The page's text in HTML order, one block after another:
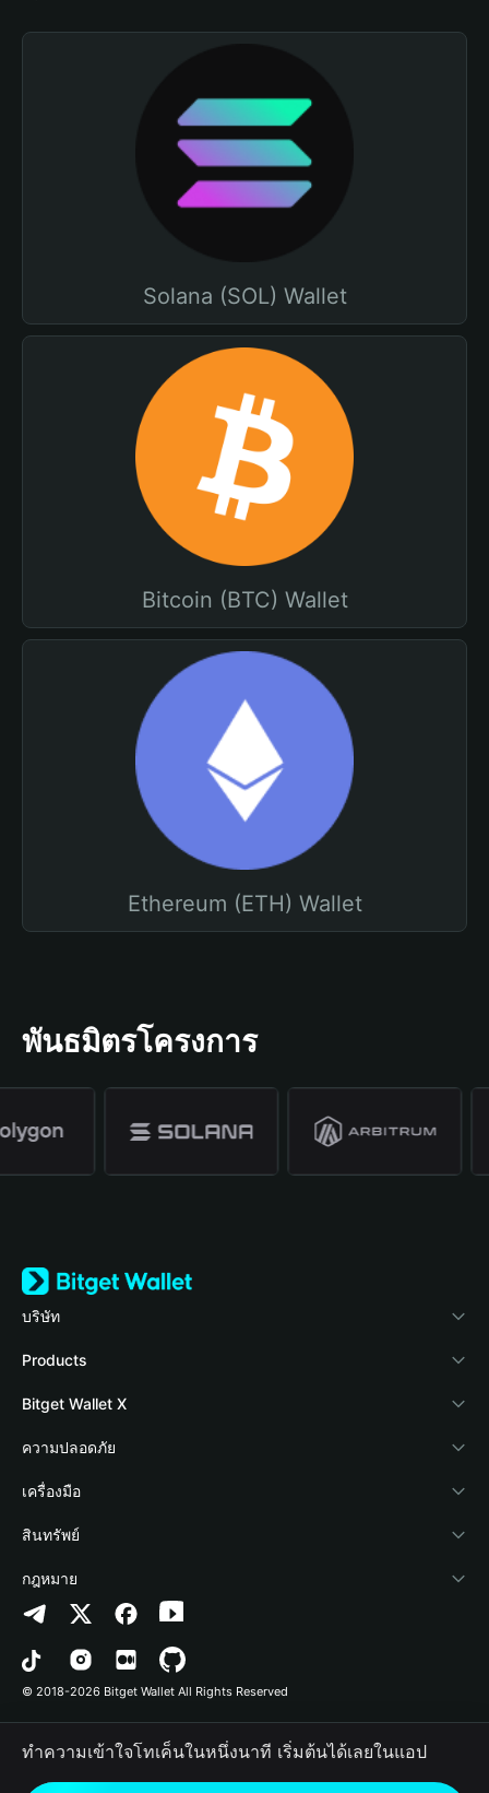
Solana (SOL) Wallet
Bitcoin (BTC) Wallet
Ethereum (ETH) Wallet
พันธมิตรโครงการ
บริษัท
เกี่ยวกับ Bitget Wallet
Blog
Academy
ข่าวสารด้านคริปโต
ศูนย์ช่วยเหลือ
ติดต่อเรา
ทรัพยากรข้อมูลของแบรนด์
อาชีพ
Products
Crypto Card
Stablecoin Earn
Payfi Crypto
Crypto Swap API
Altcoin Season Index
Prediction Markets
DApp
RWA
Bitget Wallet X
นักพัฒนา
เชื่อมต่อ Wallet
Bitget Wallet Pay
ลิสต์โปรเจกต์
ความปลอดภัย
Protection Fund
เทคโนโลยีความปลอดภัย
เครื่องมือ
ซื้อคริปโต
การตรวจจับการอนุญาต
การตรวจจับสัญญา
การโอนเป็นชุด
สินทรัพย์
Arbitrum
Avalanche
Bitcoin
Polygon
กฎหมาย
นโยบายความเป็นส่วนตัว
ข้อตกลงในการใช้บริการ
© 2018-2026 Bitget Wallet All Rights Reserved
ทำความเข้าใจโทเค็นในหนึ่งนาที เริ่มต้นได้เลยในแอป